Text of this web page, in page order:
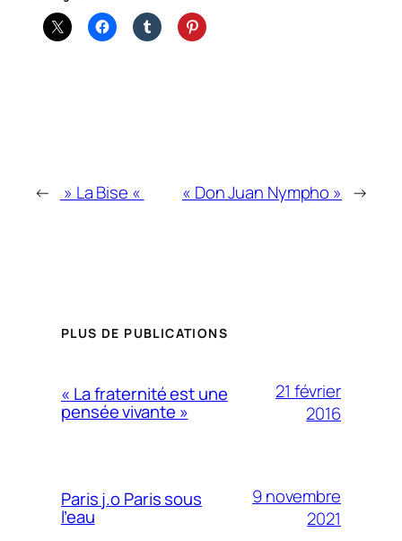
← » La Bise « « Don Juan Nympho » →
PLUS DE PUBLICATIONS
« La fraternité est une
pensée vivante »
21 février
2016
Paris j.o Paris sous
l’eau
9 novembre
2021